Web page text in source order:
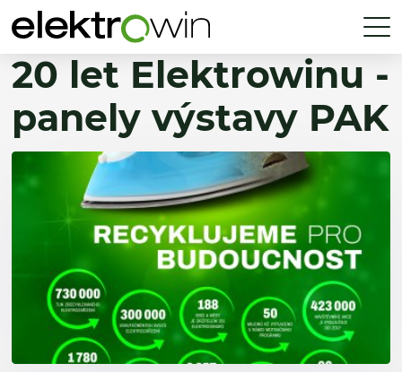
20 let Elektrowinu -
panely výstavy PAK